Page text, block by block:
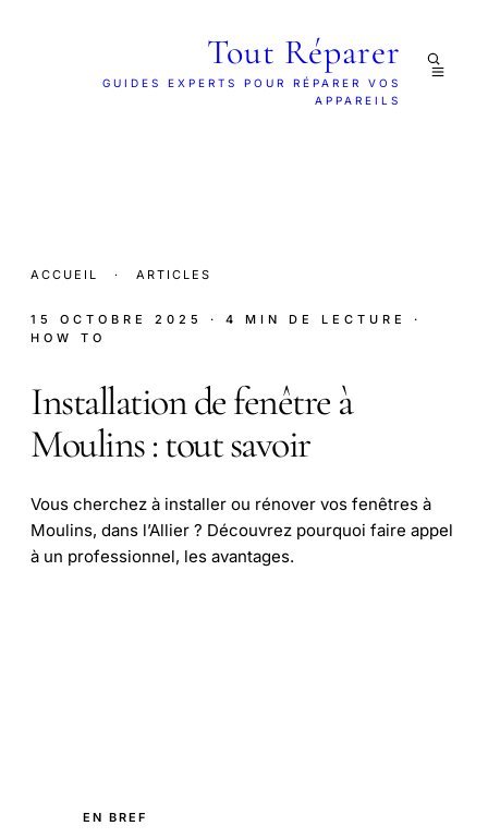
Tout Réparer
GUIDES EXPERTS POUR RÉPARER VOS
APPAREILS
ACCUEIL · ARTICLES
15 OCTOBRE 2025 · 4 MIN DE LECTURE
·
HOW TO
Installation de fenêtre à
Moulins : tout savoir
Vous cherchez à installer ou rénover vos fenêtres à
Moulins, dans l’Allier ? Découvrez pourquoi faire appel
à un professionnel, les avantages.
EN BREF